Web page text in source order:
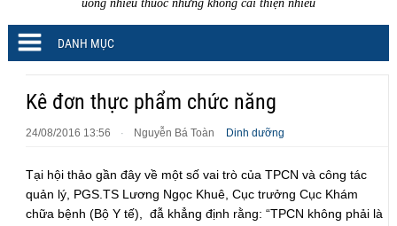
uống nhiều thuốc nhưng không cải thiện nhiều
DANH MỤC
Kê đơn thực phẩm chức năng
24/08/2016 13:56 · Nguyễn Bá Toàn Dinh dưỡng
Tại hội thảo gần đây về một số vai trò của TPCN và công tác
quản lý, PGS.TS Lương Ngọc Khuê, Cục trưởng Cục Khám
chữa bệnh (Bộ Y tế), đẫ khẳng định rằng: “TPCN không phải là